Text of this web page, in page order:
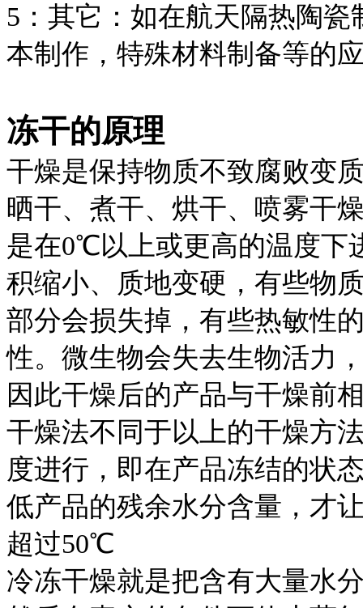
5：其它：如在航天隔热陶
本制作，特殊材料制备等的
冻干的原理
干燥是保持物质不致腐败变
晒干、煮干、烘干、喷雾干
是在0℃以上或更高的温度下
积缩小、质地变硬，有些物
部分会损失掉，有些热敏性
性。微生物会失去生物活力
因此干燥后的产品与干燥前
干燥法不同于以上的干燥方
度进行，即在产品冻结的状
低产品的残余水分含量，才
超过50℃
冷冻干燥就是把含有大量水